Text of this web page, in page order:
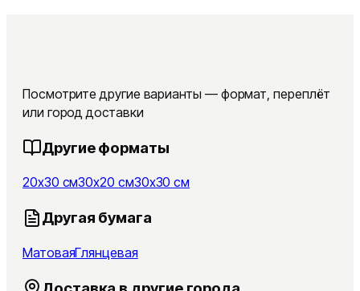
Посмотрите другие варианты — формат, переплёт
или город доставки
Другие форматы
20x30 см30x20 см30x30 см
Другая бумага
МатоваяГлянцевая